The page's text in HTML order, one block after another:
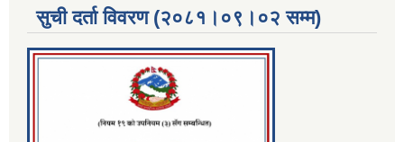
सुची दर्ता विवरण (२०८१।०९।०२ सम्म)